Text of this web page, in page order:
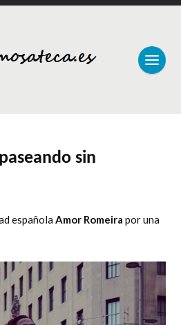
sin
españolaAmor Romeira por una